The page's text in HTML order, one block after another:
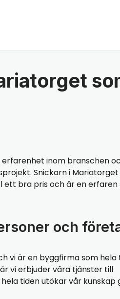
inom branschen
Snickarn i
bra pris och är en erfaren
och
vi är en byggfirma som
vi erbjuder våra tjänster till
tiden utökar vår kunskap